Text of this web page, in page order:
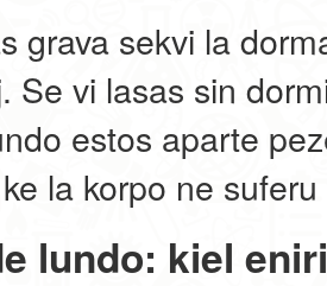
grava sekvi la
Se vi lasas sin
estos aparte
la korpo ne
lundo: kiel